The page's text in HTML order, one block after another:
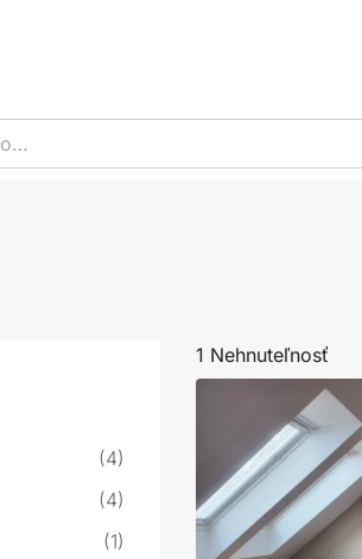
1 Nehnuteľnosť
(4)
(4)
(1)